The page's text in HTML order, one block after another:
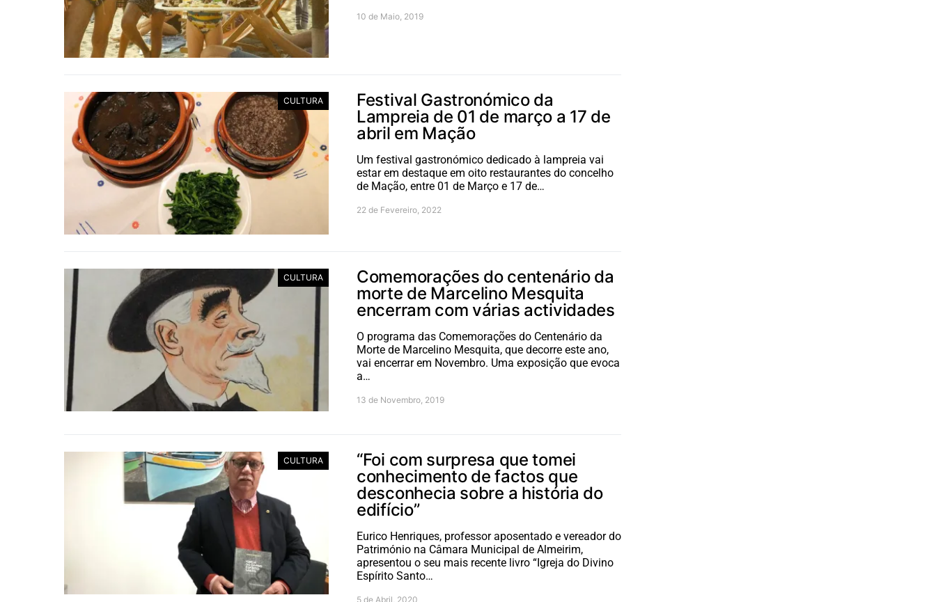
10 de Maio, 2019
CULTURA
Festival Gastronómico da
Lampreia de 01 de março a 17 de
abril em Mação
Um festival gastronómico dedicado à lampreia vai
estar em destaque em oito restaurantes do concelho
de Mação, entre 01 de Março e 17 de…
22 de Fevereiro, 2022
CULTURA
Comemorações do centenário da
morte de Marcelino Mesquita
encerram com várias actividades
O programa das Comemorações do Centenário da
Morte de Marcelino Mesquita, que decorre este ano,
vai encerrar em Novembro. Uma exposição que evoca
a…
13 de Novembro, 2019
CULTURA
“Foi com surpresa que tomei
conhecimento de factos que
desconhecia sobre a história do
edifício”
Eurico Henriques, professor aposentado e vereador do
Património na Câmara Municipal de Almeirim,
apresentou o seu mais recente livro “Igreja do Divino
Espírito Santo…
5 de Abril, 2020